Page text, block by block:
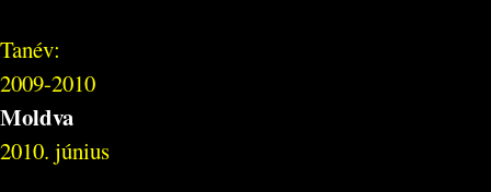
Tanév:
2009-2010
Moldva
2010. június